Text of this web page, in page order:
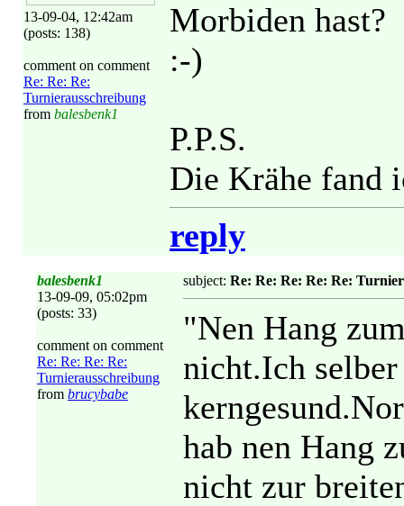
13-09-04, 12:42am
(posts: 138)
comment on comment
Re: Re: Re:
Turnierausschreibung
from balesbenk1
Morbiden hast?
:-)
P.P.S.
Die Krähe fand
reply
balesbenk1
13-09-09, 05:02pm
(posts: 33)
comment on comment
Re: Re: Re: Re:
Turnierausschreibung
from brucybabe
subject: Re: Re: Re: Re: Re:
"Nen Hang
nicht.Ich
hab nen Hang
nicht zur